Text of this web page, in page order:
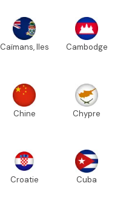
Caïmans, Iles Cambodge
Chine Chypre
Croatie Cuba